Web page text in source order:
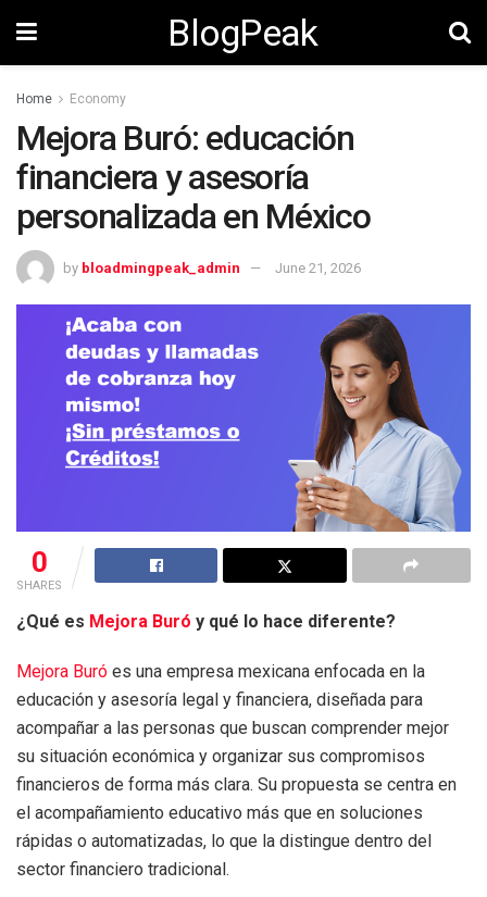
BlogPeak
Home Economy
Mejora Buró: educación
financiera y asesoría
personalizada en México
by bloadmingpeak_admin June 21, 2026
0
SHARES
¿Qué es Mejora Buró y qué lo hace diferente?
Mejora Buró es una empresa mexicana enfocada en la
educación y asesoría legal y financiera, diseñada para
acompañar a las personas que buscan comprender mejor
su situación económica y organizar sus compromisos
financieros de forma más clara. Su propuesta se centra en
el acompañamiento educativo más que en soluciones
rápidas o automatizadas, lo que la distingue dentro del
sector financiero tradicional.